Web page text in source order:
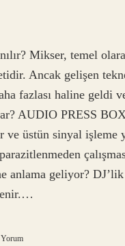
Mikser, temel
Ancak gelişen
fazlası haline geldi
AUDIO PRESS
üstün sinyal işleme
anlama geliyor?